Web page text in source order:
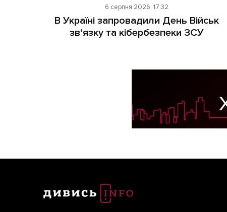
6 серпня 2026, 17:32
В Україні запровадили День Військ
зв’язку та кібербезпеки ЗСУ